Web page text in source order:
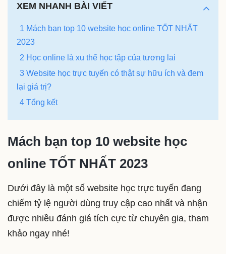
XEM NHANH BÀI VIẾT
1 Mách bạn top 10 website học online TỐT NHẤT
2023
2 Học online là xu thế học tập của tương lai
3 Website học trực tuyến có thật sự hữu ích và đem
lại giá trị?
4 Tổng kết
Mách bạn top 10 website học
online TỐT NHẤT 2023
Dưới đây là một số website học trực tuyến đang
chiếm tỷ lệ người dùng truy cập cao nhất và nhận
được nhiều đánh giá tích cực từ chuyên gia, tham
khảo ngay nhé!